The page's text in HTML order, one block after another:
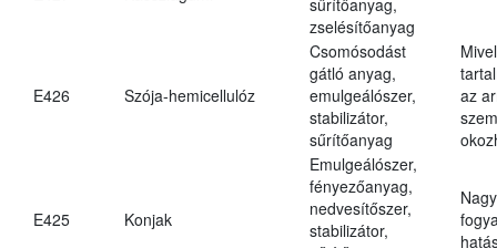
zselésítőanyag
E426 Szója-hemicellulóz
Csomósodást
gátló anyag,
emulgeálószer,
stabilizátor,
sűrítőanyag
az
E425 Konjak
Emulgeálószer,
fényezőanyag,
nedvesítőszer,
stabilizátor,